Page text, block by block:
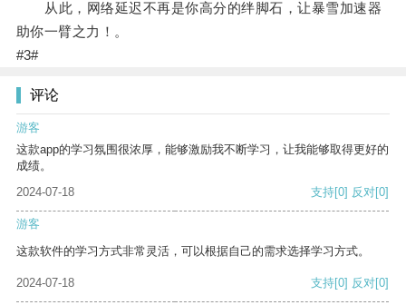
从此，网络延迟不再是你高分的绊脚石，让暴雪加速器
助你一臂之力！。
#3#
评论
游客
这款app的学习氛围很浓厚，能够激励我不断学习，让我能够取得更好的
成绩。
2024-07-18
支持[0] 反对[0]
游客
这款软件的学习方式非常灵活，可以根据自己的需求选择学习方式。
2024-07-18 支持[0] 反对[0]